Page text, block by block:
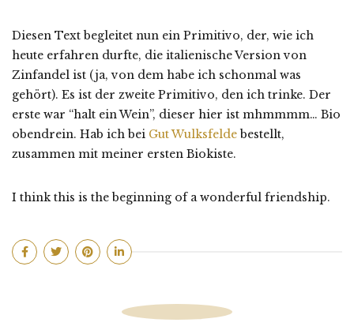
Diesen Text begleitet nun ein Primitivo, der, wie ich
heute erfahren durfte, die italienische Version von
Zinfandel ist (ja, von dem habe ich schonmal was
gehört). Es ist der zweite Primitivo, den ich trinke. Der
erste war “halt ein Wein”, dieser hier ist mhmmmm… Bio
obendrein. Hab ich bei Gut Wulksfeldebestellt,
zusammen mit meiner ersten Biokiste.
I think this is the beginning of a wonderful friendship.